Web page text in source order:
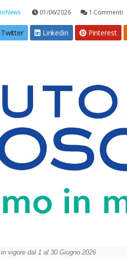
01/06/2026 1 Commenti
Twitter Linkedin Pinterest
vigore dal 1 al 30 Giugno 2026